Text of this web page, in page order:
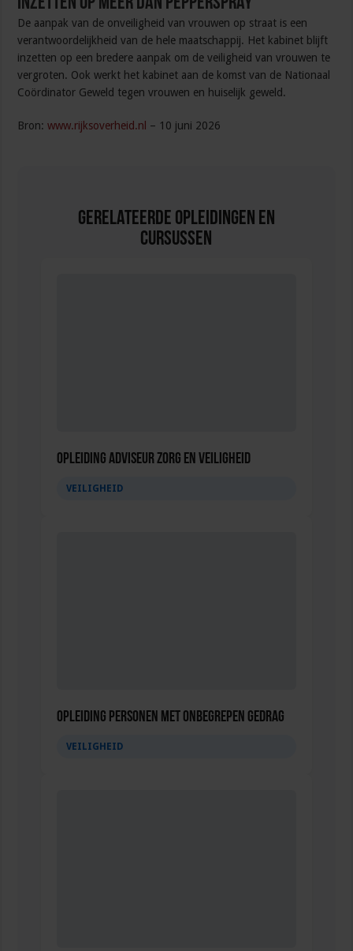
De aanpak van de onveiligheid van vrouwen op straat is een
verantwoordelijkheid van de hele maatschappij. Het kabinet blijft
inzetten op een bredere aanpak om de veiligheid van vrouwen te
vergroten. Ook werkt het kabinet aan de komst van de Nationaal
Coördinator Geweld tegen vrouwen en huiselijk geweld.
Bron:www.rijksoverheid.nl – 10 juni 2026
Gerelateerde Opleidingen en
Cursussen
Opleiding Adviseur zorg en veiligheid
VEILIGHEID
Opleiding Personen met onbegrepen gedrag
VEILIGHEID